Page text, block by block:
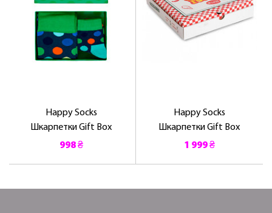
Happy Socks
Шкарпетки Gift Box
998 ₴
Happy Socks
Шкарпетки Gift Box
1 999 ₴